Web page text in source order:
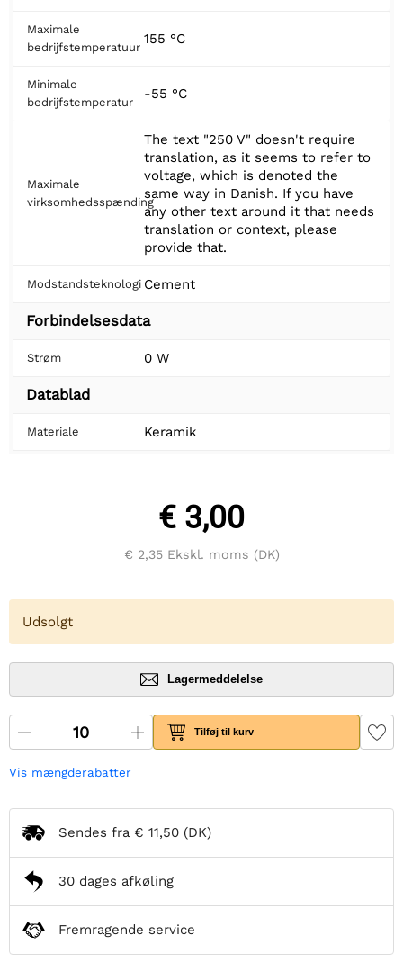
Maximale
bedrijfstemperatuur
155 °C
Minimale
bedrijfstemperatur
-55 °C
Maximale
virksomhedsspænding
The text "250 V" doesn't require
translation, as it seems to refer to
voltage, which is denoted the
same way in Danish. If you have
any other text around it that needs
translation or context, please
provide that.
Modstandsteknologi Cement
Forbindelsesdata
Strøm 0 W
Datablad
Materiale Keramik
€ 3,00
€ 2,35Ekskl. moms (DK)
Udsolgt
Lagermeddelelse
Tilføj til kurv
Vis mængderabatter
Sendes fra € 11,50 (DK)
30 dages afkøling
Fremragende service